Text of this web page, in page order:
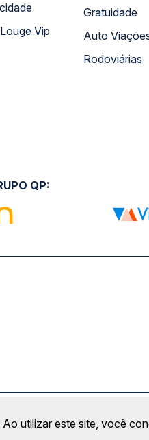
Louge Vip
Gratuidade
Auto
Rodoviárias
QP:
| CEP: 06453-038 |
utilizar este site, você